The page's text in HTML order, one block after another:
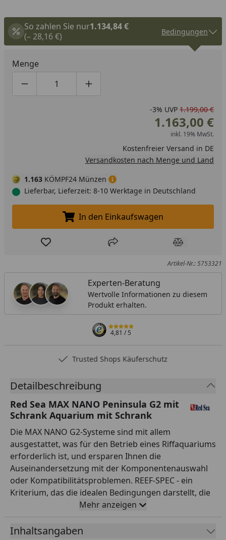
So zahlen Sie nur1.134,84 €
(– 28,16 €)
Bedingungen
Menge
Produktmenge um eins verringern
Produktmenge manuell eingeben
Produktmenge um eins erhöhen
-3% UVP 1.199,00 €
1.163,00 €
inkl. 19% MwSt.
Kostenfreier Versand in DE
Versandkosten nach Menge und Land
1.163 KÖMPF24 Münzen
Lieferbar, Lieferzeit: 8-10 Werktage in Deutschland
In den Einkaufswagen legen
In den Einkaufswagen
Produkt zur Wunschliste hinzufügen
Teilen Produkt
Artikel-Nr.: 5753321
Experten-Beratung
Wertvolle Informationen zu diesem
Produkt erhalten.
4,81/ 5
Trusted Shops Käuferschutz
Detailbeschreibung
Red Sea MAX NANO Peninsula G2 mit
Schrank Aquarium mit Schrank
Die MAX NANO G2-Systeme sind mit allem
ausgestattet, was für den Betrieb eines Riffaquariums
erforderlich ist, und ersparen Ihnen die
Auseinandersetzung mit der Komponentenauswahl
oder Kompatibilitätsproblemen. REEF-SPEC - ein
Kriterium, das die idealen Bedingungen darstellt, die
in einem Aquarium erforderlich sind, um die
Gesundheit der Korallen zu erhalten un das
Korallenwachstum aller Art zu optimieren. REEF-SPEC
Mehr anzeigen
Inhaltsangaben